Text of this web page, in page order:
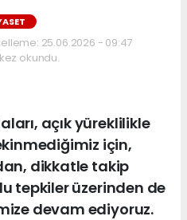
25.06.2026 - 09:47
okundu.
açık yüreklilikle
için,
dikkatle takip
tepkiler üzerinden de
devam ediyoruz.